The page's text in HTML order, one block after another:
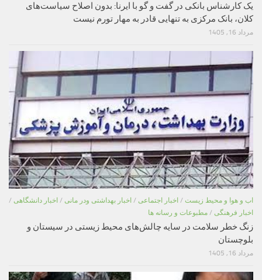
یک کارشناس بانکی در گفت و گو با ایرنا: بدون اصلاح سیاست‌های
کلان، بانک مرکزی به تنهایی قادر به مهار تورم نیست
مرداد 16, 1405
اب و هوا و محیط زیست / اخبار اجتماعی / اخبار بهداشتی ودر مانی / اخبار دانشگاهی /
اخبار فرهنگی / مطبوعات و رسانه ها
زنگ خطر سلامت در سایه چالش‌های محیط زیستی در سیستان و
بلوچستان
مرداد 16, 1405